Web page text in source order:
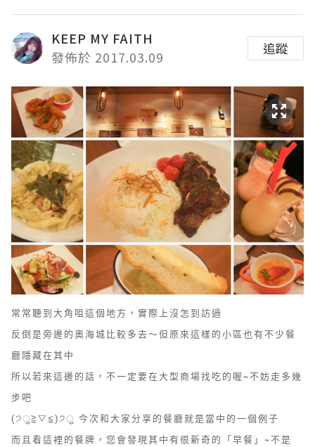
KEEP MY FAITH
發佈於 2017.03.09
追蹤
常常聽到大角咀這個地方，實際上沒怎到訪過
反倒是旁邊的奧海城比較多去～但原來這樣的小區也有不少餐
廳隱藏在其中
所以若來這邊的話，不一定要在大型商場找吃的喔~不妨走多幾
步吧
(੭ु≧▽≦)੭ु 今次和大家分享的餐廳就是當中的一個例子
而且看這裡的餐牌，您會發現其中有很新奇的「早餐」~不是